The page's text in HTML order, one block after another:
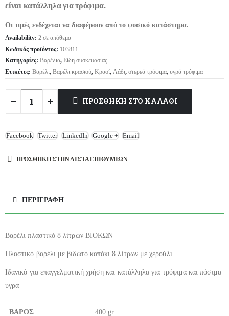
είναι κατάλληλα για τρόφιμα.
Οι τιμές ενδέχεται να διαφέρουν από το φυσικό κατάστημα.
Availability: 2 σε απόθεμα
Κωδικός προϊόντος: 103811
Κατηγορίες: Βαρέλια, Είδη συσκευασίας
Ετικέτες: Βαρέλι, Βαρέλι κρασιού, Κρασί, Λάδι, στερεά τρόφιμα, υγρά τρόφιμα
ΠΡΟΣΘΉΚΗ ΣΤΟ ΚΑΛΆΘΙ
Facebook Twitter LinkedIn Google + Email
ΠΡΌΣΘΉΚΗ ΣΤΗΝ ΛΊΣΤΑ ΕΠΙΘΥΜΙΏΝ
ΠΕΡΙΓΡΑΦΉ
Βαρέλι πλαστικό 8 λίτρων ΒΙΟΚΩΝ
Πλαστικό βαρέλι με βιδωτό καπάκι 8 λίτρων με χερούλι
Ιδανικό για επαγγελματική χρήση και κατάλληλα για τρόφιμα και πόσιμα
υγρά
ΒΑΡΟΣ 400 gr